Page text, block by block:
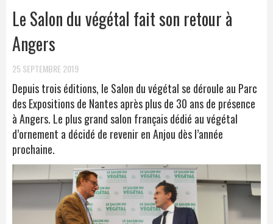
Le Salon du végétal fait son retour à
Angers
25 SEPTEMBRE 2019
Depuis trois éditions, le Salon du végétal se déroule au Parc
des Expositions de Nantes après plus de 30 ans de présence
à Angers. Le plus grand salon français dédié au végétal
d’ornement a décidé de revenir en Anjou dès l’année
prochaine.